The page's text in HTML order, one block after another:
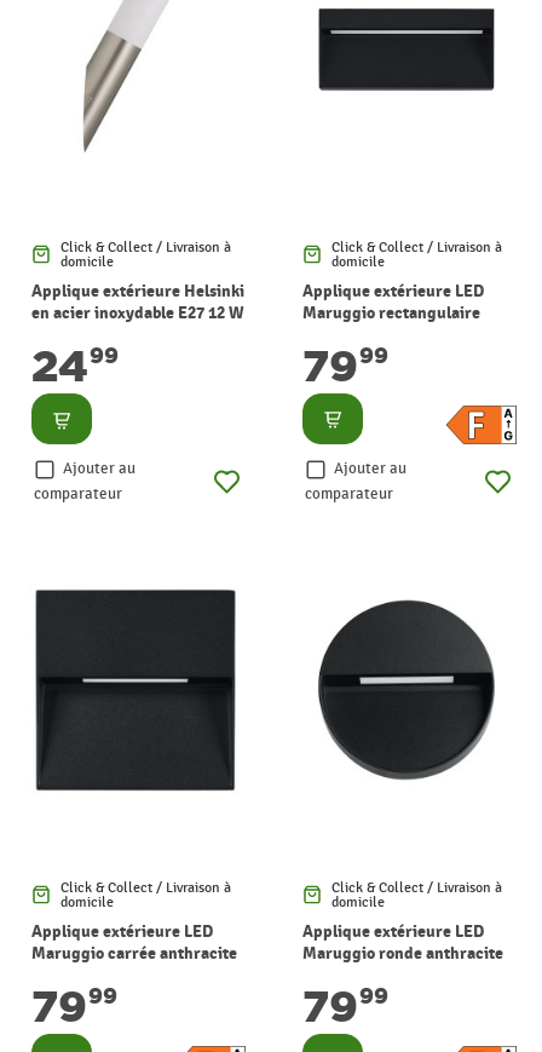
Click & Collect / Livraison à
domicile
Applique extérieure Helsinki
en acier inoxydable E27 12 W
2499
Consulter
Ajouter au
comparateur
Click & Collect / Livraison à
domicile
Applique extérieure LED
Maruggio rectangulaire
7999
Consulter
Ajouter au
comparateur
Click & Collect / Livraison à
domicile
Applique extérieure LED
Maruggio carrée anthracite
7999
Click & Collect / Livraison à
domicile
Applique extérieure LED
Maruggio ronde anthracite
7999